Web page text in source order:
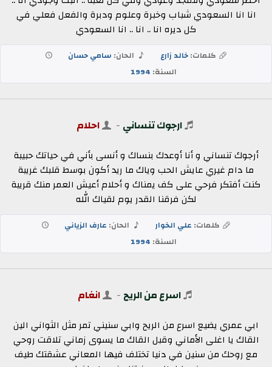
انا انا السعودي شباب وخبرة وعلوم ودبرة والفعل فعلي في
كل ديره انا .. انا .. انا السعودي
كلمات:خالد زارع الحان: سامي حسان
السنة: 1994
ارجوك تنساني - احلام
أرجوك تنساني و أنا أوعدك بنساك و أنسى بأني في حياتك حبيبة
ما دام غيري عايش الحب وياك ما ريد أكون بوسط قلبك غريبة
كنت أفتكر فرحي على كف يمناك و أحلام أعيش العمر منك قريبة
لكن فرقنا القدر يوم لقياك الله
كلمات: علي الخوار الحان: عارف الزياني
السنة: 1994
اسرع من الريح - انغام
ابي عمري يضيع اسرع من الريح وابي سنيني تمر مثل الثواني الين
القاك يا اغلى الأماني وقبل القاك ما يسوى زماني تلاقت روحي
مع روحك من سنين في دنيا تختلف فيها المعاني عشقتك طيف